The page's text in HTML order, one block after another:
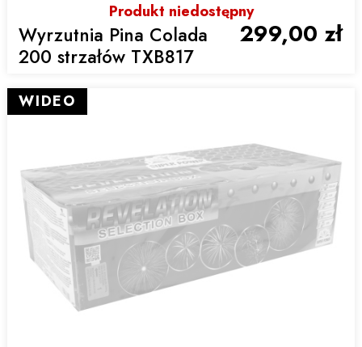
Produkt niedostępny
Wyrzutnia Pina Colada
200 strzałów TXB817
299,00 zł
WIDEO